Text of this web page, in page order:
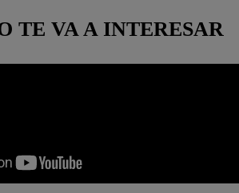
TE VA A INTERESAR